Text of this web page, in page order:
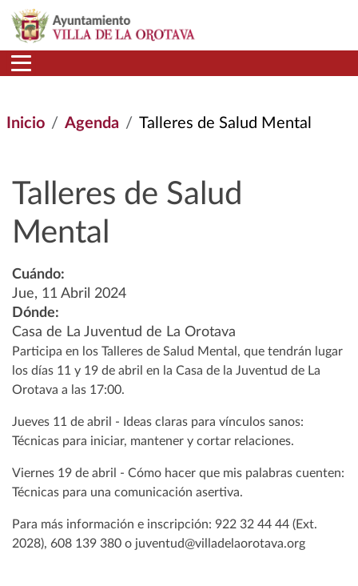
Pasar al contenido principal
Inicio Agenda Talleres de Salud Mental
Talleres de Salud
Mental
Cuándo:
Jue, 11 Abril 2024
Dónde:
Casa de La Juventud de La Orotava
Participa en los Talleres de Salud Mental, que tendrán lugar
los días 11 y 19 de abril en la Casa de la Juventud de La
Orotava a las 17:00.
Jueves 11 de abril - Ideas claras para vínculos sanos:
Técnicas para iniciar, mantener y cortar relaciones.
Viernes 19 de abril - Cómo hacer que mis palabras cuenten:
Técnicas para una comunicación asertiva.
Para más información e inscripción: 922 32 44 44 (Ext.
2028), 608 139 380 o juventud@villadelaorotava.org